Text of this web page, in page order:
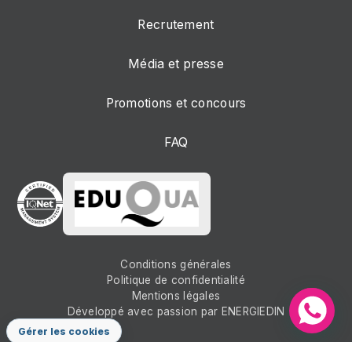
Gérer les cookies
Recrutement
Média et presse
Promotions et concours
FAQ
Conditions générales
Politique de confidentialité
Mentions légales
Développé avec passion par ENERGIEDIN